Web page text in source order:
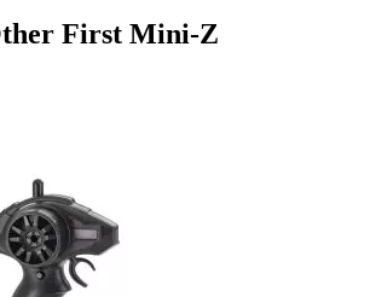
First Mini-Z